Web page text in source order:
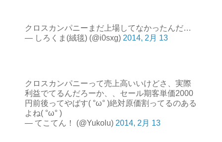
クロスカンパニーまだ上場してなかったんだ…
— しろくま(絨毯) (@i0sxg) 2014, 2月 13
クロスカンパニーって売上高いいけどさ、実際
利益でてるんだろーか、、セール期客単価2000
円前後ってやばす( °ω° )絶対原価割ってるのある
よね( °ω° )
— てこてん！ (@Yukolu) 2014, 2月 13